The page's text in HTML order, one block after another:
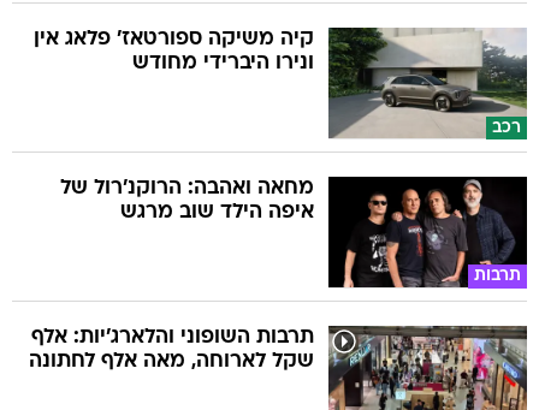
רכב
קיה משיקה ספורטאז' פלאג אין
ונירו היברידי מחודש
תרבות
מחאה ואהבה: הרוקנ'רול של
איפה הילד שוב מרגש
תרבות השופוני והלארג'יות: אלף
שקל לארוחה, מאה אלף לחתונה